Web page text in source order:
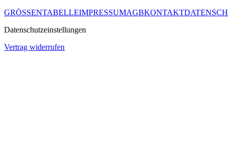
GRÖSSENTABELLEIMPRESSUMAGBKONTAKT
Datenschutzeinstellungen
Vertrag widerrufen